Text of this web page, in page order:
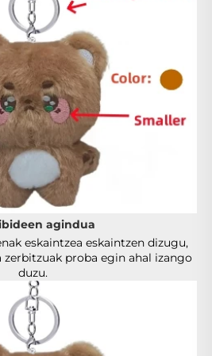
agindua
eskaintzea eskaintzen dizugu,
proba egin ahal izango
duzu.